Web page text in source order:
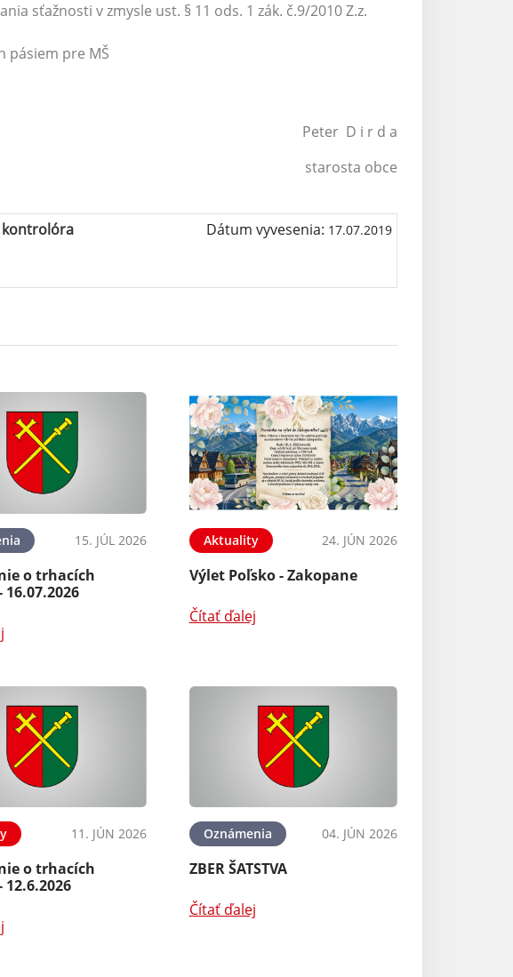
sťažnosti v zmysle ust. § 11 ods. 1 zák. č.9/2010 Z.z.
pásiem pre MŠ
D i r d a
obce
kontrolóra
Dátum vyvesenia: 17.07.2019
15. JÚL 2026
o trhacích
16.07.2026
Aktuality 24. JÚN 2026
Výlet Poľsko - Zakopane
Čítať ďalej
11. JÚN 2026
o trhacích
12.6.2026
Oznámenia 04. JÚN 2026
ZBER ŠATSTVA
Čítať ďalej